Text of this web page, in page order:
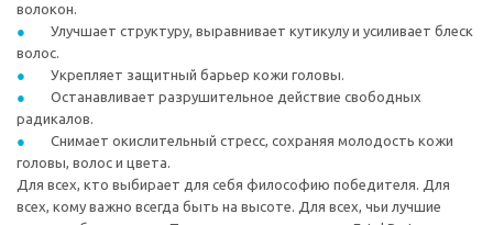
волокон.
Улучшает структуру, выравнивает кутикулу и усиливает блеск
волос.
Укрепляет защитный барьер кожи головы.
Останавливает разрушительное действие свободных
радикалов.
Снимает окислительный стресс, сохраняя молодость кожи
головы, волос и цвета.
Для всех, кто выбирает для себя философию победителя. Для
всех, кому важно всегда быть на высоте. Для всех, чьи лучшие